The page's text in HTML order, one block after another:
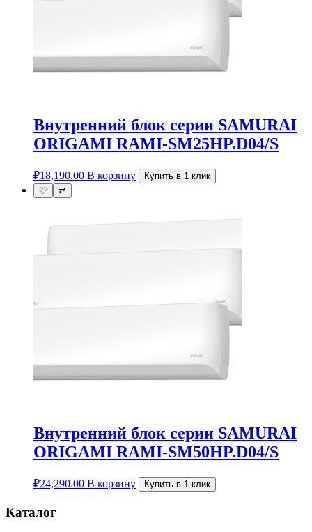
Внутренний блок серии SAMURAI
ORIGAMI RAMI-SM25HP.D04/S
₽18,190.00 В корзину
Купить в 1 клик
♡
⇄
Внутренний блок серии SAMURAI
ORIGAMI RAMI-SM50HP.D04/S
₽24,290.00 В корзину Купить в 1 клик
Каталог